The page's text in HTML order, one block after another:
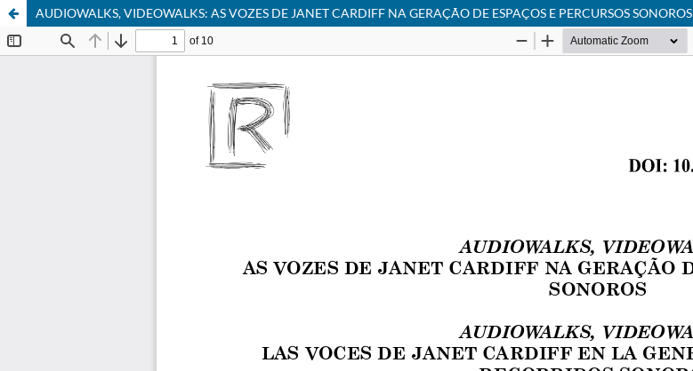
AUDIOWALKS, VIDEOWALKS: AS VOZES DE JANET CARDIFF NA GERAÇÃO DE ESPAÇOS E PERCURSOS SONOROS